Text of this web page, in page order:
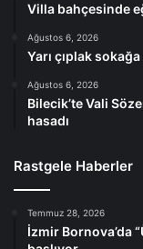
Villa bahçesinde
Ağustos 6, 2026
Yarı çıplak
Ağustos 6, 2026
Bilecik’te Vali
hasadı
Rastgele Haberler
Temmuz 28, 2026
İzmir Bornova’da